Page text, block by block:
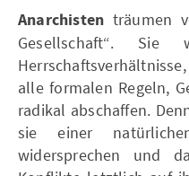
Anarchisten träumen
Gesellschaft“. Sie
alle formalen Regeln,
radikal abschaffen.
sie einer
widersprechen und